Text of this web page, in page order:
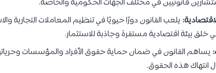
قانونيين في مختلف الجهات الحكومية والخاصة.
يلعب القانون دورًا حيويًا في تنظيم المعاملات التجارية
بيئة اقتصادية مستقرة وجاذبة للاستثمار.
يساهم القانون في ضمان حماية حقوق الأفراد والمؤسسات
انتهاك هذه الحقوق.